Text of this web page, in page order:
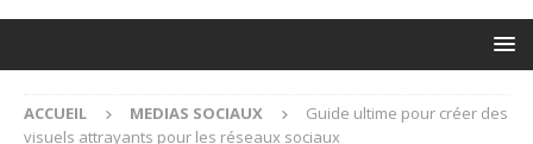
ACCUEIL MEDIAS SOCIAUX
Guide ultime pour créer des
visuels attrayants pour les réseaux sociaux